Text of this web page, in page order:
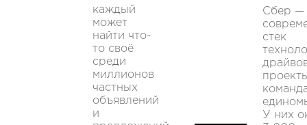
каждый
может
найти что-
то своё
среди
миллионов
частных
объявлений
и
Сбер —
стек
У них